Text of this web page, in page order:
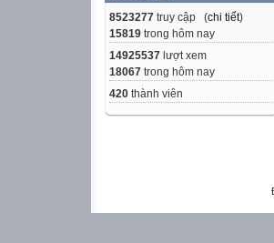
8523277 truy cập (chi tiết)
15819 trong hôm nay
14925537 lượt xem
18067 trong hôm nay
420 thành viên